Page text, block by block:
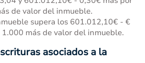
de valor del inmueble.
supera los 601.012,10€ - €
1.000 más de valor del inmueble.
asociados a la